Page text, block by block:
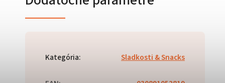
Kategória: Sladkosti & Snacks